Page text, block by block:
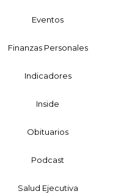
Eventos
Finanzas Personales
Indicadores
Inside
Obituarios
Podcast
Salud Ejecutiva